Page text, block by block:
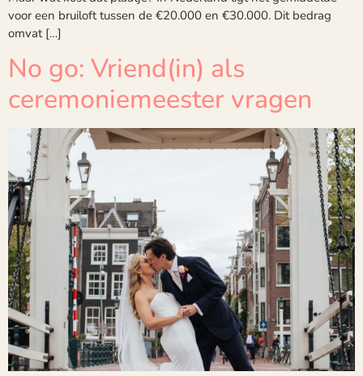
voor een bruiloft tussen de €20.000 en €30.000. Dit bedrag
omvat […]
No go: Vriend(in) als
ceremoniemeester vragen